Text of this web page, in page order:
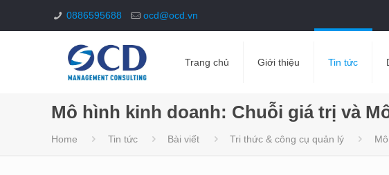
0886595688 ocd@ocd.vn
Trang chủ Giới thiệu Tin tức
Mô hình kinh doanh: Chuỗi giá trị và
Home Tin tức Bài viết Tri thức & công cụ quản lý